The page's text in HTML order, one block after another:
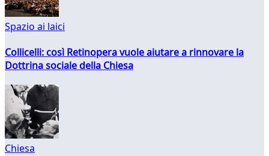
Spazio ai laici
Collicelli: così Retinopera vuole aiutare a rinnovare la
Dottrina sociale della Chiesa
Chiesa